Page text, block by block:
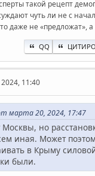
такой рецепт
чуть ли не с
даже не «предложат»,
QQ
11:40
марта 20, 2024, 17:47
но
иная. Может
в Крыму
были.